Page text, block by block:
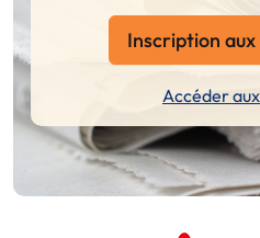
Inscription
Accéder